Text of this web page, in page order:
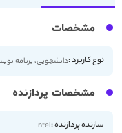
مشخصات
نوع کاربرد :دانشجویی، برنامه
مشخصات پردازنده
سازنده پردازنده :Intel